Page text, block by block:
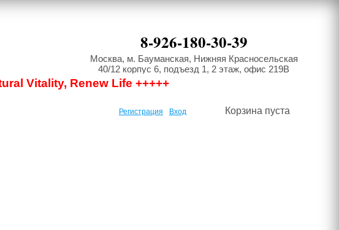
8-926-180-30-39
Москва, м. Бауманская, Нижняя Красносельская
40/12 корпус 6, подъезд 1, 2 этаж, офис 219В
Vitality, Renew Life +++++
Корзина пуста
Регистрация Вход